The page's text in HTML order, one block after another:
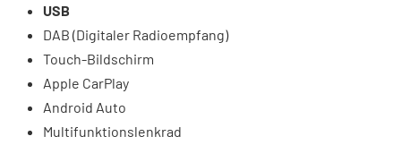
USB
DAB (Digitaler Radioempfang)
Touch-Bildschirm
Apple CarPlay
Android Auto
Multifunktionslenkrad